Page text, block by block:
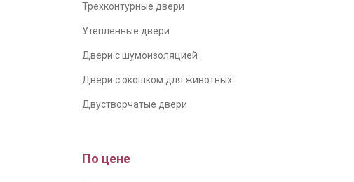
Трехконтурные двери
Утепленные двери
Двери с шумоизоляцией
Двери с окошком для животных
Двустворчатые двери
По цене